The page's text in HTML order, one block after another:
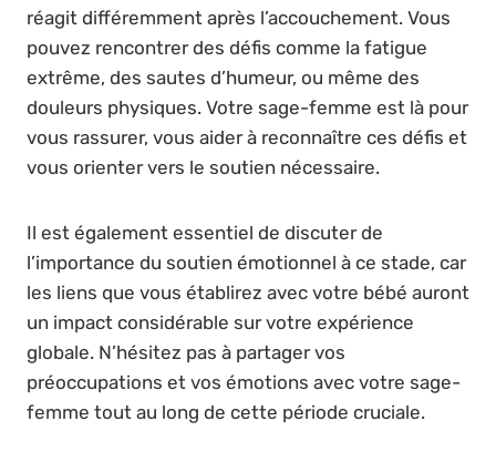
réagit différemment après l’accouchement. Vous
pouvez rencontrer des défis comme la fatigue
extrême, des sautes d’humeur, ou même des
douleurs physiques. Votre sage-femme est là pour
vous rassurer, vous aider à reconnaître ces défis et
vous orienter vers le soutien nécessaire.
Il est également essentiel de discuter de
l’importance du soutien émotionnel à ce stade, car
les liens que vous établirez avec votre bébé auront
un impact considérable sur votre expérience
globale. N’hésitez pas à partager vos
préoccupations et vos émotions avec votre sage-
femme tout au long de cette période cruciale.